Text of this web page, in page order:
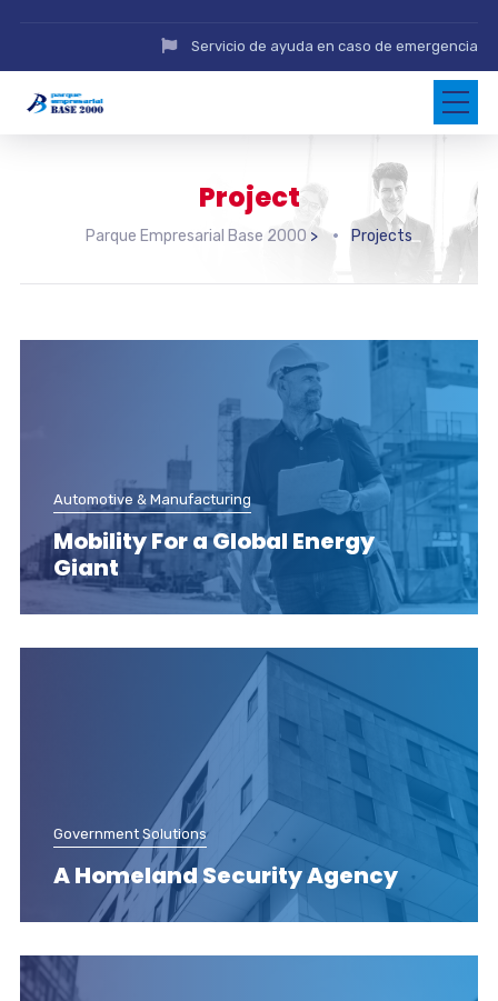
Servicio de ayuda en caso de emergencia
Project
Parque Empresarial Base 2000 > Projects
Mobility For a Global Energy
Giant
Automotive & Manufacturing
A Homeland Security Agency
Government Solutions